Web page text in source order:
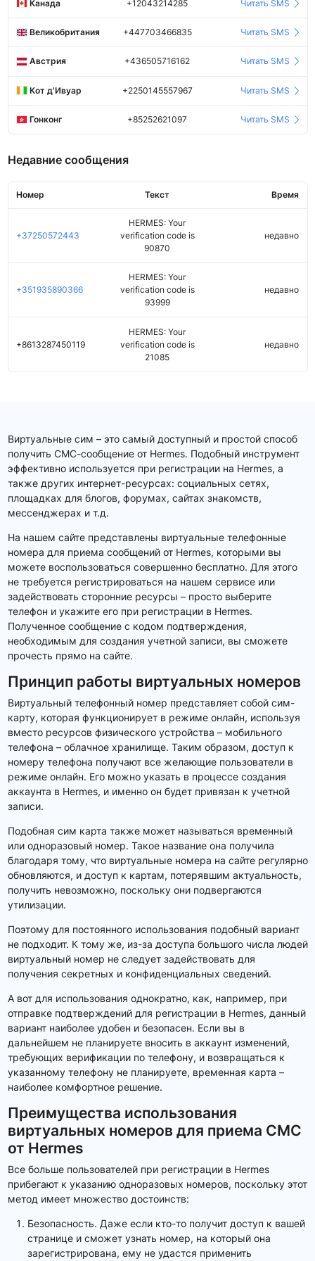
Канада +12043214285 Читать SMS
Великобритания +447703466835 Читать SMS
Австрия +436505716162 Читать SMS
Кот д'Ивуар +2250145557967 Читать SMS
Гонконг +85252621097 Читать SMS
Недавние сообщения
Номер Текст Время
+37250572443
HERMES: Your
verification code is
90870
недавно
+351935890366
HERMES: Your
verification code is
93999
недавно
+8613287450119
HERMES: Your
verification code is
21085
недавно
Виртуальные сим – это самый доступный и простой способ
получить СМС-сообщение от Hermes. Подобный инструмент
эффективно используется при регистрации на Hermes, а
также других интернет-ресурсах: социальных сетях,
площадках для блогов, форумах, сайтах знакомств,
мессенджерах и т.д.
На нашем сайте представлены виртуальные телефонные
номера для приема сообщений от Hermes, которыми вы
можете воспользоваться совершенно бесплатно. Для этого
не требуется регистрироваться на нашем сервисе или
задействовать сторонние ресурсы – просто выберите
телефон и укажите его при регистрации в Hermes.
Полученное сообщение с кодом подтверждения,
необходимым для создания учетной записи, вы сможете
прочесть прямо на сайте.
Принцип работы виртуальных номеров
Виртуальный телефонный номер представляет собой сим-
карту, которая функционирует в режиме онлайн, используя
вместо ресурсов физического устройства – мобильного
телефона – облачное хранилище. Таким образом, доступ к
номеру телефона получают все желающие пользователи в
режиме онлайн. Его можно указать в процессе создания
аккаунта в Hermes, и именно он будет привязан к учетной
записи.
Подобная сим карта также может называться временный
или одноразовый номер. Такое название она получила
благодаря тому, что виртуальные номера на сайте регулярно
обновляются, и доступ к картам, потерявшим актуальность,
получить невозможно, поскольку они подвергаются
утилизации.
Поэтому для постоянного использования подобный вариант
не подходит. К тому же, из-за доступа большого числа людей
виртуальный номер не следует задействовать для
получения секретных и конфиденциальных сведений.
А вот для использования однократно, как, например, при
отправке подтверждений для регистрации в Hermes, данный
вариант наиболее удобен и безопасен. Если вы в
дальнейшем не планируете вносить в аккаунт изменений,
требующих верификации по телефону, и возвращаться к
указанному телефону не планируете, временная карта –
наиболее комфортное решение.
Преимущества использования
виртуальных номеров для приема СМС
от Hermes
Все больше пользователей при регистрации в Hermes
прибегают к указанию одноразовых номеров, поскольку этот
метод имеет множество достоинств:
Безопасность. Даже если кто-то получит доступ к вашей
странице и сможет узнать номер, на который она
зарегистрирована, ему не удастся применить